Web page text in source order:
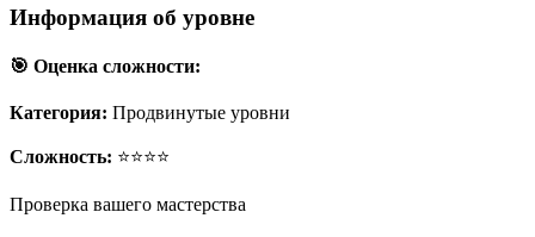
Информация об уровне
🎯 Оценка сложности:
Категория: Продвинутые уровни
Сложность: ⭐⭐⭐⭐
Проверка вашего мастерства